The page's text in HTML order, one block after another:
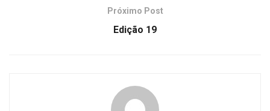
Próximo Post
Edição 19